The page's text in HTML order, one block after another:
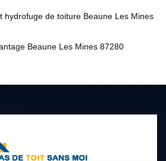
hydrofuge de toiture Beaune Les Mines
Beaune Les Mines 87280